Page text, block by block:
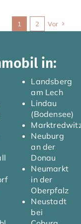
1 2 Vor
in:
Landsberg
am Lech
Lindau
(Bodensee)
Neuburg
an der
Donau
Neumarkt
in der
Oberpfalz
Neustadt
bei